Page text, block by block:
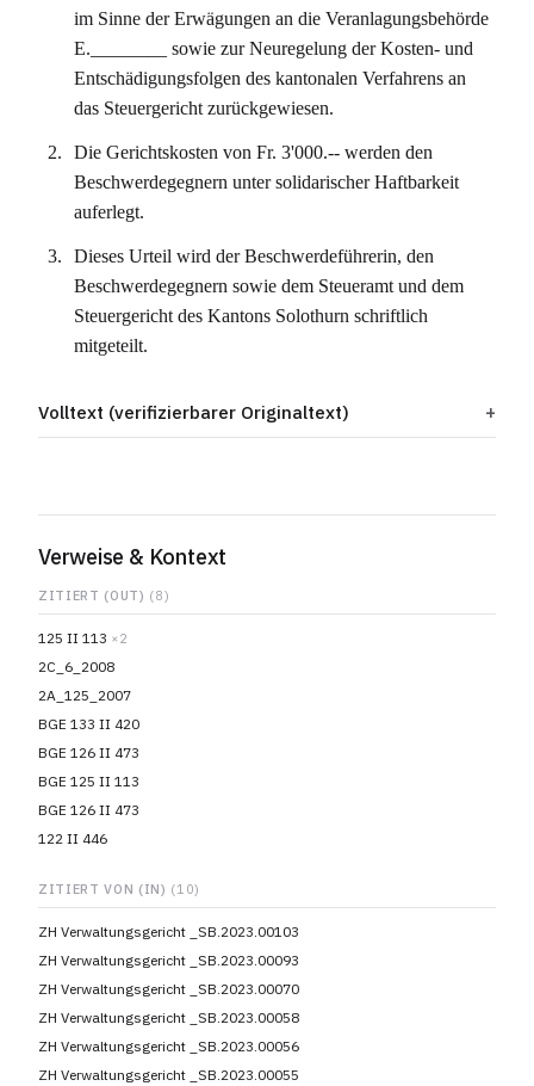
im Sinne der Erwägungen an die Veranlagungsbehörde
E.________ sowie zur Neuregelung der Kosten- und
Entschädigungsfolgen des kantonalen Verfahrens an
das Steuergericht zurückgewiesen.
Die Gerichtskosten von Fr. 3'000.-- werden den
Beschwerdegegnern unter solidarischer Haftbarkeit
auferlegt.
Dieses Urteil wird der Beschwerdeführerin, den
Beschwerdegegnern sowie dem Steueramt und dem
Steuergericht des Kantons Solothurn schriftlich
mitgeteilt.
Volltext (verifizierbarer Originaltext)
Verweise & Kontext
ZITIERT (OUT) (8)
125 II 113 ×2
2C_6_2008
2A_125_2007
BGE 133 II 420
BGE 126 II 473
BGE 125 II 113
BGE 126 II 473
122 II 446
ZITIERT VON (IN) (10)
ZH Verwaltungsgericht _SB.2023.00103
ZH Verwaltungsgericht _SB.2023.00093
ZH Verwaltungsgericht _SB.2023.00070
ZH Verwaltungsgericht _SB.2023.00058
ZH Verwaltungsgericht _SB.2023.00056
ZH Verwaltungsgericht _SB.2023.00055